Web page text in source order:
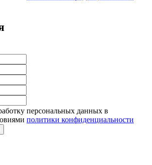
персональных данных в
политики конфиденциальности